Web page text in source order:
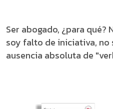
Ser abogado, ¿para
soy falto de iniciativa,
ausencia absoluta de